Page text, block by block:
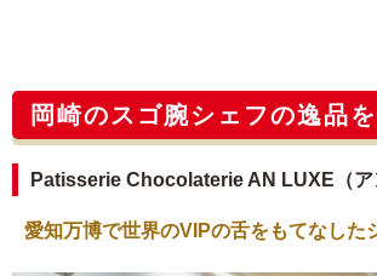
岡崎のスゴ腕シェフの逸品
Patisserie Chocolaterie AN LUXE（ア
愛知万博で世界のVIPの舌をもてなした